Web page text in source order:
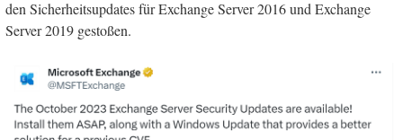
den Sicherheitsupdates für Exchange Server 2016 und Exchange
Server 2019 gestoßen.